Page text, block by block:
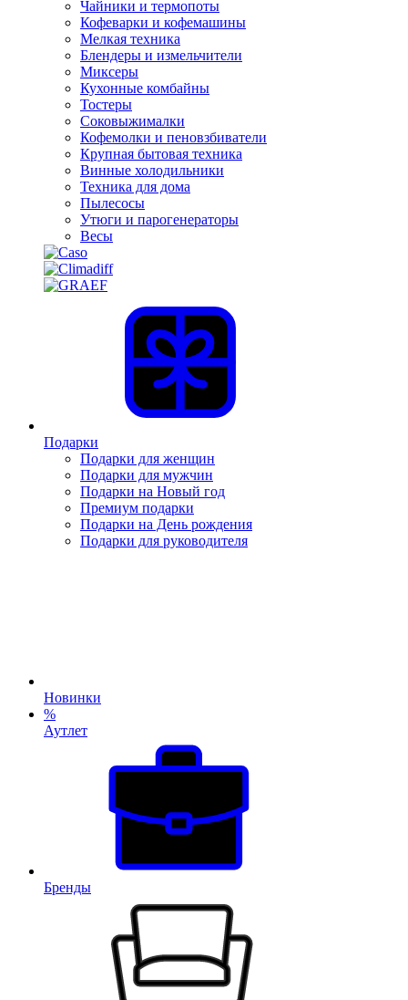
Чайники и термопоты
Кофеварки и кофемашины
Мелкая техника
Блендеры и измельчители
Миксеры
Кухонные комбайны
Тостеры
Соковыжималки
Кофемолки и пеновзбиватели
Крупная бытовая техника
Винные холодильники
Техника для дома
Пылесосы
Утюги и парогенераторы
Весы
Подарки
Подарки для женщин
Подарки для мужчин
Подарки на Новый год
Премиум подарки
Подарки на День рождения
Подарки для руководителя
Новинки
%
Аутлет
Бренды